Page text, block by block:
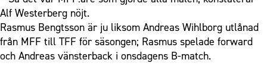
Alf Westerberg nöjt.
Rasmus Bengtsson är ju liksom Andreas Wihlborg utlånad
från MFF till TFF för säsongen; Rasmus spelade forward
och Andreas vänsterback i onsdagens B-match.